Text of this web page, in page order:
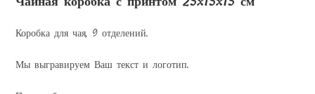
Коробка для чая, 9 отделений.
Мы выгравируем Ваш текст и логотип.